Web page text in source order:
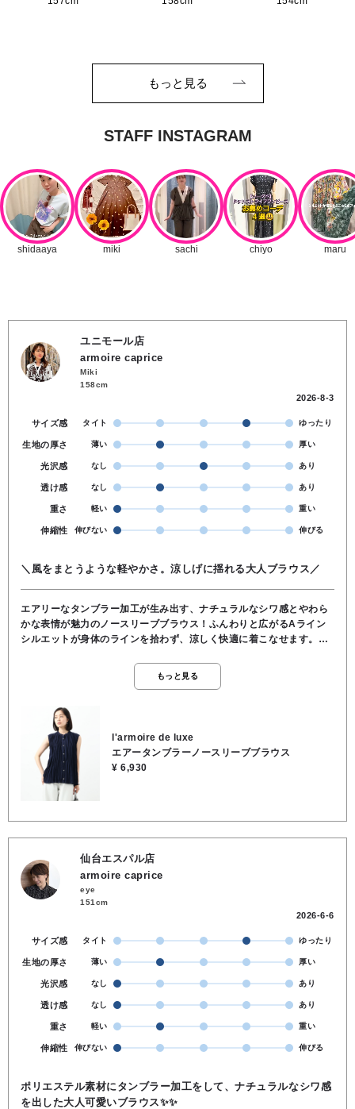
もっと見る
ユニモール店
armoire caprice
Miki
158cm
2026-8-3
サイズ感 タイト ゆったり
生地の厚さ 薄い 厚い
光沢感 なし あり
透け感 なし あり
重さ 軽い 重い
伸縮性 伸びない 伸びる
＼風をまとうような軽やかさ。涼しげに揺れる大人ブラウス／
エアリーなタンブラー加工が生み出す、ナチュラルなシワ感とやわら
かな表情が魅力のノースリーブブラウス！ふんわりと広がるAライン
シルエットが身体のラインを拾わず、涼しく快適に着こなせます。ポ
く、お手入れしやすいのも嬉しいポイントです♪ フロントの小さなボ
タンとバンドカラーが上品なアクセントになり、シンプルながら洗練
するデザイン！●裏地なし●前開きボタン●ポリエステル100％●お洗濯
もっと見る
l'armoire de luxe
エアータンブラーノースリーブブラウス
¥ 6,930
仙台エスパル店
armoire caprice
eye
151cm
2026-6-6
サイズ感 タイト ゆったり
生地の厚さ 薄い 厚い
光沢感 なし あり
透け感 なし あり
重さ 軽い 重い
伸縮性 伸びない 伸びる
ポリエステル素材にタンブラー加工をして、ナチュラルなシワ感
を出した大人可愛いブラウス✨✨